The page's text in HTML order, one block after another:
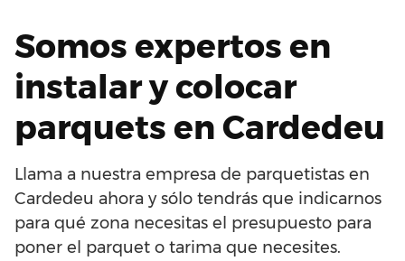
Somos expertos en
instalar y colocar
parquets en Cardedeu
Llama a nuestra empresa de parquetistas en
Cardedeu ahora y sólo tendrás que indicarnos
para qué zona necesitas el presupuesto para
poner el parquet o tarima que necesites.